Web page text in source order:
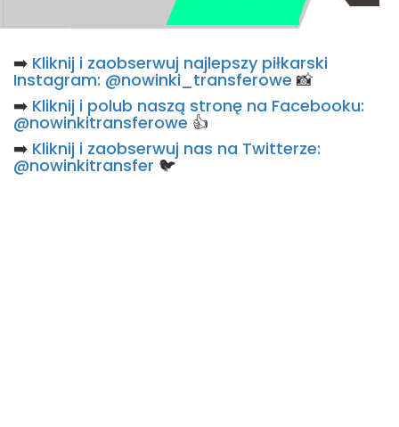
➡️ Kliknij i zaobserwuj najlepszy piłkarski
Instagram: @nowinki_transferowe 📸
➡️ Kliknij i polub naszą stronę na Facebooku:
@nowinkitransferowe 👍
➡️ Kliknij i zaobserwuj nas na Twitterze:
@nowinkitransfer 🐦